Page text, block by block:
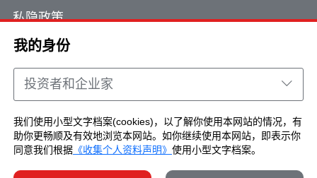
我的身份
投资者和企业家
我们使用小型文字档案(cookies)，以了解你使用本网站的情况，有
助你更畅顺及有效地浏览本网站。如你继续使用本网站，即表示你
同意我们根据 《收集个人资料声明》 使用小型文字档案。
私隐政策
使用小型文字档案
网页指南
联络我们
Copyright © Brand Hong Kong. All Rights
Reserved.